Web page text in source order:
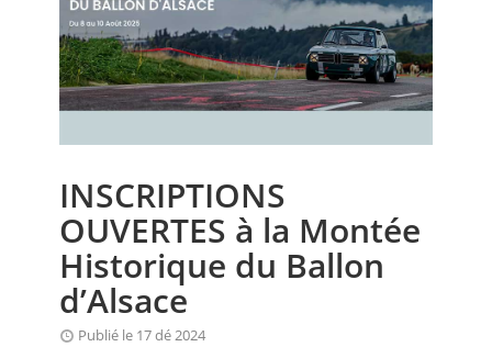
EVÈNEMENTS
CALENDRIER
FOCUS
ANNUAIRES
PETITES ANNONCES
INSCRIPTIONS
OUVERTES à la Montée
Historique du Ballon
d’Alsace
Publié le 17 dé 2024